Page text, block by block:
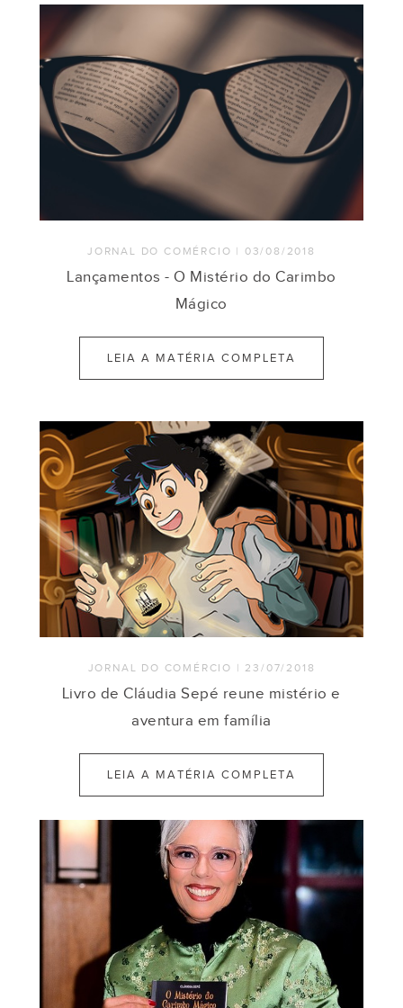
JORNAL DO COMÉRCIO | 03/08/2018
Lançamentos - O Mistério do Carimbo
Mágico
LEIA A MATÉRIA COMPLETA
JORNAL DO COMÉRCIO | 23/07/2018
Livro de Cláudia Sepé reune mistério e
aventura em família
LEIA A MATÉRIA COMPLETA